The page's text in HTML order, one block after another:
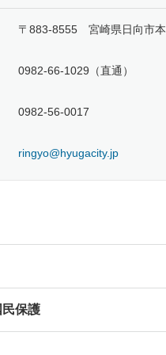
〒883-8555 宮崎県日向市
0982-66-1029（直通）
0982-56-0017
ringyo@hyugacity.jp
民保護